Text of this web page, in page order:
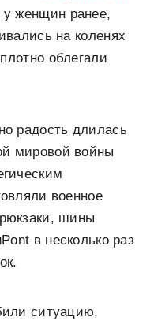
женщин ранее,
на коленях
облегали
радость длилась
мировой войны
военное
шины
в несколько раз
ситуацию,